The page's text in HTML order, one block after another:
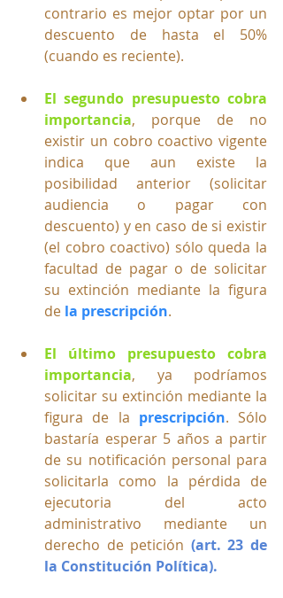
contrario es mejor optar por un
descuento de hasta el 50%
(cuando es reciente).
El segundo presupuesto cobra
importancia, porque de no
existir un cobro coactivo vigente
indica que aun existe la
posibilidad anterior (solicitar
audiencia o pagar con
descuento) y en caso de si existir
(el cobro coactivo) sólo queda la
facultad de pagar o de solicitar
su extinción mediante la figura
de la prescripción.
El último presupuesto cobra
importancia, ya podríamos
solicitar su extinción mediante la
figura de la prescripción. Sólo
bastaría esperar 5 años a partir
de su notificación personal para
solicitarla como la pérdida de
ejecutoria del acto
administrativo mediante un
derecho de petición (art. 23 de
la Constitución Política).